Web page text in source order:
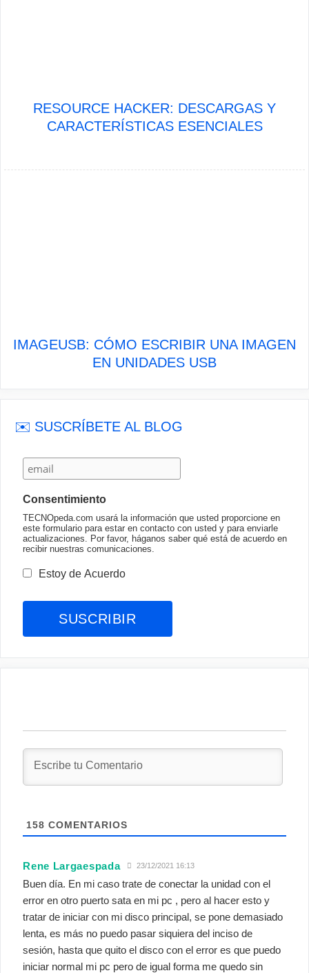
RESOURCE HACKER: DESCARGAS Y
CARACTERÍSTICAS ESENCIALES
IMAGEUSB: CÓMO ESCRIBIR UNA IMAGEN
EN UNIDADES USB
✉️ SUSCRÍBETE AL BLOG
Consentimiento
TECNOpeda.com usará la información que usted proporcione en
este formulario para estar en contacto con usted y para enviarle
actualizaciones. Por favor, háganos saber qué está de acuerdo en
recibir nuestras comunicaciones.
Estoy de Acuerdo
158 COMENTARIOS
Rene Largaespada 23/12/2021 16:13
Buen día. En mi caso trate de conectar la unidad con el
error en otro puerto sata en mi pc , pero al hacer esto y
tratar de iniciar con mi disco principal, se pone demasiado
lenta, es más no puedo pasar siquiera del inciso de
sesión, hasta que quito el disco con el error es que puedo
iniciar normal mi pc pero de igual forma me quedo sin